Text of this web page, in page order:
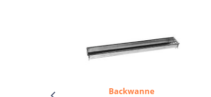
Backwanne